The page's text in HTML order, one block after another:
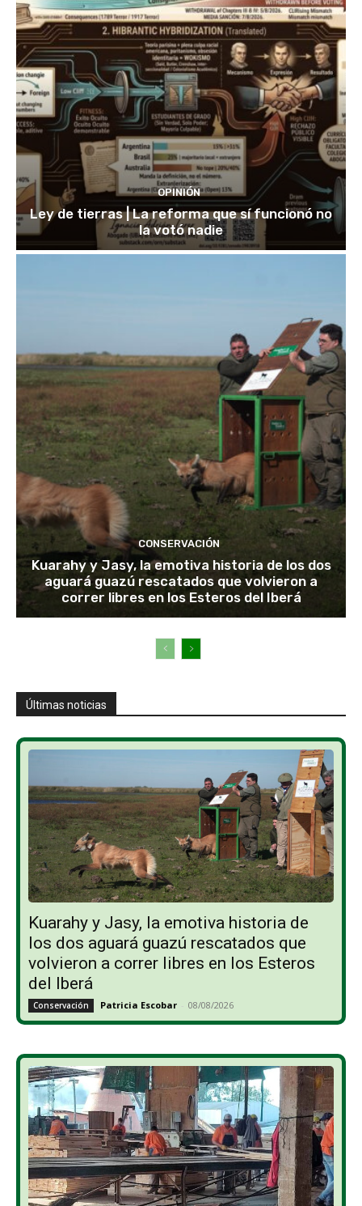
OPINIÓN
Ley de tierras | La reforma que sí funcionó no
la votó nadie
CONSERVACIÓN
Kuarahy y Jasy, la emotiva historia de los dos
aguará guazú rescatados que volvieron a
correr libres en los Esteros del Iberá
Últimas noticias
Kuarahy y Jasy, la emotiva historia de
los dos aguará guazú rescatados que
volvieron a correr libres en los Esteros
del Iberá
Conservación Patricia Escobar - 08/08/2026